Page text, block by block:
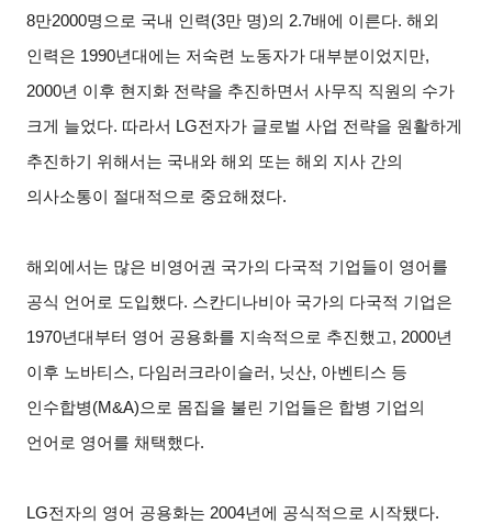
8만2000명으로 국내 인력(3만 명)의 2.7배에 이른다. 해외
인력은 1990년대에는 저숙련 노동자가 대부분이었지만,
2000년 이후 현지화 전략을 추진하면서 사무직 직원의 수가
크게 늘었다. 따라서 LG전자가 글로벌 사업 전략을 원활하게
추진하기 위해서는 국내와 해외 또는 해외 지사 간의
의사소통이 절대적으로 중요해졌다.
해외에서는 많은 비영어권 국가의 다국적 기업들이 영어를
공식 언어로 도입했다. 스칸디나비아 국가의 다국적 기업은
1970년대부터 영어 공용화를 지속적으로 추진했고, 2000년
이후 노바티스, 다임러크라이슬러, 닛산, 아벤티스 등
인수합병(M&A)으로 몸집을 불린 기업들은 합병 기업의
언어로 영어를 채택했다.
LG전자의 영어 공용화는 2004년에 공식적으로 시작됐다.